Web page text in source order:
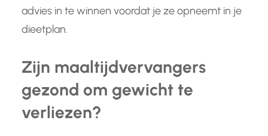
advies in te winnen voordat je ze opneemt in je
dieetplan.
Zijn maaltijdvervangers
gezond om gewicht te
verliezen?